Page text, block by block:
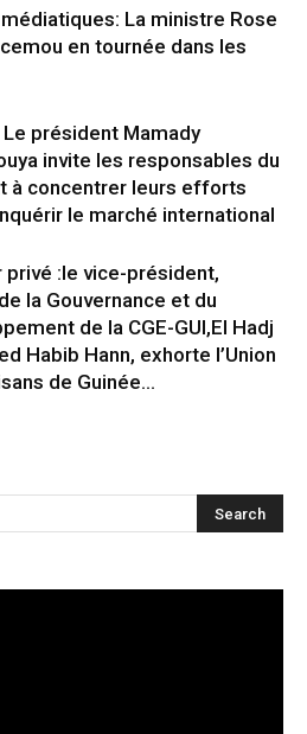
La ministre Rose
en tournée dans les
Le président Mamady
invite les responsables du
à concentrer leurs efforts
le marché international
privé :le vice-président,
la Gouvernance et du
de la CGE-GUI,El Hadj
Habib Hann, exhorte l’Union
de Guinée...